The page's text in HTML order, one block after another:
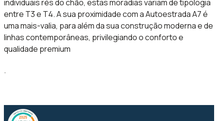
individuais rés do chão, estas moradias variam de tipologia
entre T3 e T4. A sua proximidade com a Autoestrada A7 é
uma mais-valia, para além da sua construção moderna e de
linhas contemporâneas, privilegiando o conforto e
qualidade premium
.